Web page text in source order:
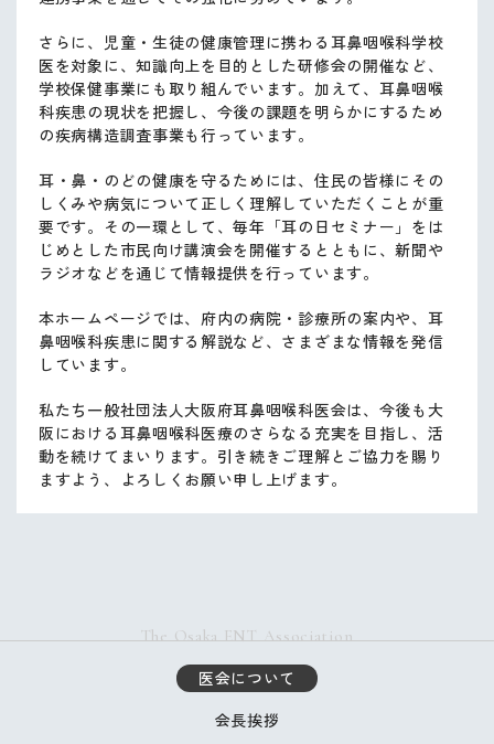
さらに、児童・生徒の健康管理に携わる耳鼻咽喉科学校
医を対象に、知識向上を目的とした研修会の開催など、
学校保健事業にも取り組んでいます。加えて、耳鼻咽喉
科疾患の現状を把握し、今後の課題を明らかにするため
の疾病構造調査事業も行っています。
耳・鼻・のどの健康を守るためには、住民の皆様にその
しくみや病気について正しく理解していただくことが重
要です。その一環として、毎年「耳の日セミナー」をは
じめとした市民向け講演会を開催するとともに、新聞や
ラジオなどを通じて情報提供を行っています。
本ホームページでは、府内の病院・診療所の案内や、耳
鼻咽喉科疾患に関する解説など、さまざまな情報を発信
しています。
私たち一般社団法人大阪府耳鼻咽喉科医会は、今後も大
阪における耳鼻咽喉科医療のさらなる充実を目指し、活
動を続けてまいります。引き続きご理解とご協力を賜り
ますよう、よろしくお願い申し上げます。
The Osaka ENT Association
医会について
会長挨拶